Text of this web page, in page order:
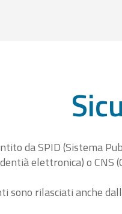
da SPID (Sistema
elettronica) o CNS
sono rilasciati anche